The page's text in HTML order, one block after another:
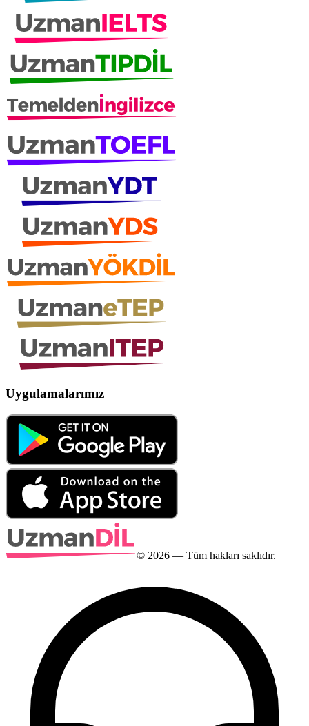
Uygulamalarımız
© 2026 — Tüm hakları saklıdır.